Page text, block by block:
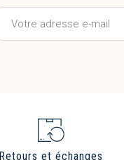
Retours et échanges